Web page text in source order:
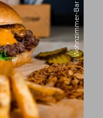
© Wohnzimmer-Bar